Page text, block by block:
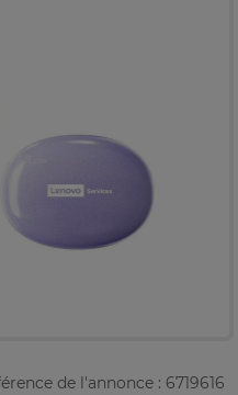
de l'annonce : 6719616